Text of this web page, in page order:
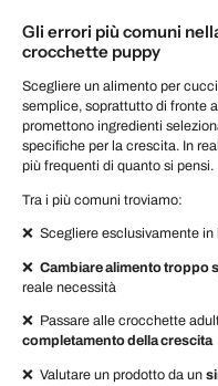
Gli errori più comuni
crocchette puppy
Scegliere un alimento per
semplice, soprattutto di fronte
promettono ingredienti
specifiche per la crescita. In
più frequenti di quanto si pensi.
Tra i più comuni troviamo:
❌ Scegliere esclusivamente in
❌ Cambiare alimento troppo
reale necessità
❌ Passare alle crocchette
completamento della crescita
❌ Valutare un prodotto da un